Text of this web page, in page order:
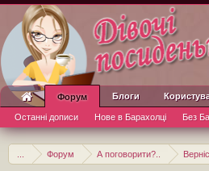
Форум А поговорити?..
Форум
Останні дописи Нове в Барахолці Без
Блоги